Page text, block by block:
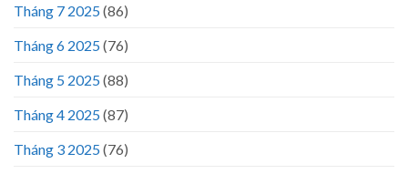
Tháng 7 2025(86)
Tháng 6 2025(76)
Tháng 5 2025(88)
Tháng 4 2025(87)
Tháng 3 2025(76)